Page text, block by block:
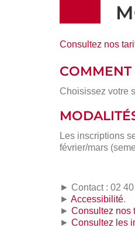
Consultez nos
COMMENT
Choisissez votre
Les inscriptions
février/mars
► Contact : 02
► Accessibilité.
► Consultez nos
► Consultez les